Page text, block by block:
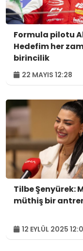
Formula pilotu
Hedefim her
birincilik
22 MAYIS 12:28
Tilbe Şenyürek:
müthiş bir
12 EYLÜL 2025